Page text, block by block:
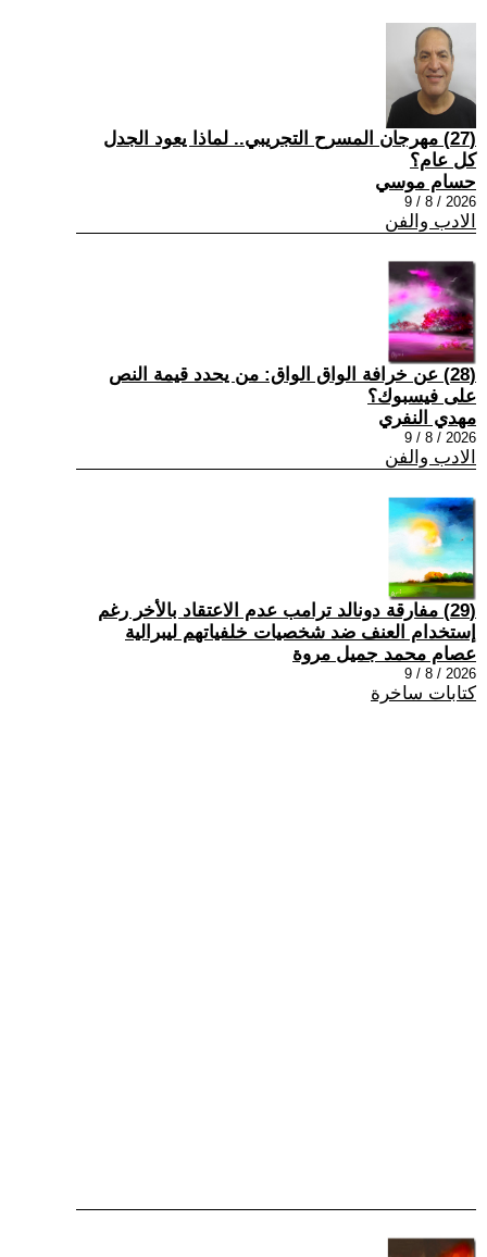
(27) مهرجان المسرح التجريبي.. لماذا يعود الجدل
كل عام؟
حسام موسي
2026 / 8 / 9
الادب والفن
(28) عن خرافة الواق الواق: من يحدد قيمة النص
على فيسبوك؟
مهدي النفري
2026 / 8 / 9
الادب والفن
(29) مفارقة دونالد ترامب عدم الاعتقاد بالأخر رغم
إستخدام العنف ضد شخصيات خلفياتهم ليبرالية
عصام محمد جميل مروة
2026 / 8 / 9
كتابات ساخرة